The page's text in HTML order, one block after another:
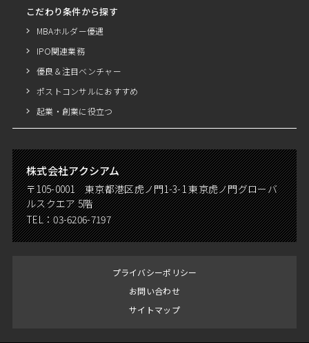
こだわり条件から探す
MBAホルダー優遇
IPO関連業務
優良＆注目ベンチャー
ポストコンサルにおすすめ
起業・創業に役立つ
株式会社アクシアム
〒105-0001 東京都港区虎ノ門1-3-1 東京虎ノ門グローバ
ルスクエア 5階
TEL：03-6206-7197
プライバシーポリシー
お問い合わせ
サイトマップ